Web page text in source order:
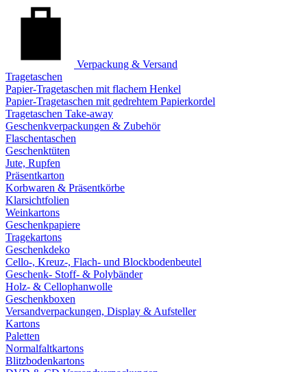
Verpackung & Versand
Tragetaschen
Papier-Tragetaschen mit flachem Henkel
Papier-Tragetaschen mit gedrehtem Papierkordel
Tragetaschen Take-away
Geschenkverpackungen & Zubehör
Flaschentaschen
Geschenktüten
Jute, Rupfen
Präsentkarton
Korbwaren & Präsentkörbe
Klarsichtfolien
Weinkartons
Geschenkpapiere
Tragekartons
Geschenkdeko
Cello-, Kreuz-, Flach- und Blockbodenbeutel
Geschenk- Stoff- & Polybänder
Holz- & Cellophanwolle
Geschenkboxen
Versandverpackungen, Display & Aufsteller
Kartons
Paletten
Normalfaltkartons
Blitzbodenkartons